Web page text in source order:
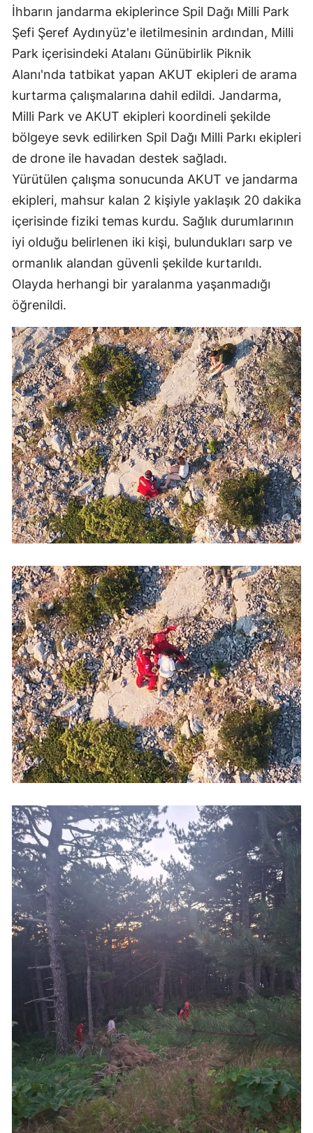
İhbarın jandarma ekiplerince Spil Dağı Milli Park
Şefi Şeref Aydınyüz'e iletilmesinin ardından, Milli
Park içerisindeki Atalanı Günübirlik Piknik
Alanı'nda tatbikat yapan AKUT ekipleri de arama
kurtarma çalışmalarına dahil edildi. Jandarma,
Milli Park ve AKUT ekipleri koordineli şekilde
bölgeye sevk edilirken Spil Dağı Milli Parkı ekipleri
de drone ile havadan destek sağladı.
Yürütülen çalışma sonucunda AKUT ve jandarma
ekipleri, mahsur kalan 2 kişiyle yaklaşık 20 dakika
içerisinde fiziki temas kurdu. Sağlık durumlarının
iyi olduğu belirlenen iki kişi, bulundukları sarp ve
ormanlık alandan güvenli şekilde kurtarıldı.
Olayda herhangi bir yaralanma yaşanmadığı
öğrenildi.